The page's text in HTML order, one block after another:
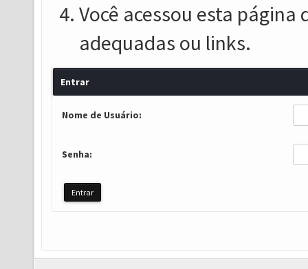
Você acessou esta
adequadas ou links.
Entrar
Nome de Usuário:
Senha: